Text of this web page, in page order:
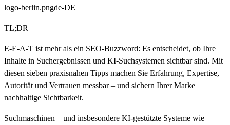
logo-berlin.pngde-DE
TL;DR
E-E-A-T ist mehr als ein SEO-Buzzword: Es entscheidet, ob Ihre
Inhalte in Suchergebnissen und KI-Suchsystemen sichtbar sind. Mit
diesen sieben praxisnahen Tipps machen Sie Erfahrung, Expertise,
Autorität und Vertrauen messbar – und sichern Ihrer Marke
nachhaltige Sichtbarkeit.
Suchmaschinen – und insbesondere KI-gestützte Systeme wie